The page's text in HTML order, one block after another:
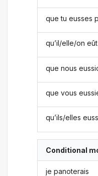
que tu eusses
qu’il/elle/on
que nous
que vous
qu’ils/elles
Conditional
je panoterais